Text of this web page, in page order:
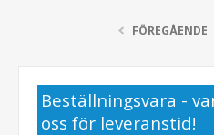
FÖREGÅENDE
Beställningsvara -
oss för leveranstid!